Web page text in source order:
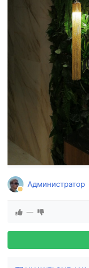
Администратор
—